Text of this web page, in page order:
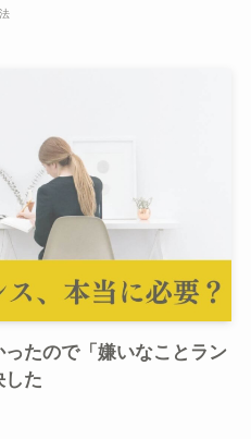
たので「嫌いなことラン
した